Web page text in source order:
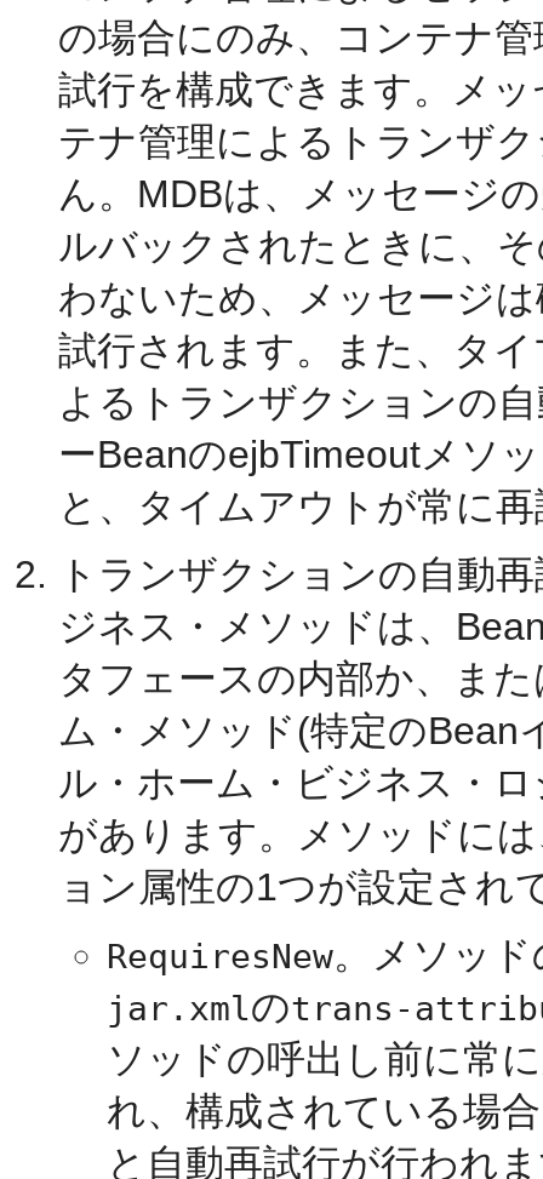
の場合にのみ、コンテナ
試行を構成できます。メ
テナ管理によるトランザ
ん。MDBは、メッセージ
ルバックされたときに、
わないため、メッセージ
試行されます。また、タ
よるトランザクションの
ーBeanのejbTimeoutメソ
と、タイムアウトが常に
トランザクションの自動
ジネス・メソッドは、
タフェースの内部か、ま
ム・メソッド(特定のBean
ル・ホーム・ビジネス・
があります。メソッドに
ョン属性の1つが設定され
RequiresNew。メソッ
jar.xmlのtrans-
ソッドの呼出し前に常
れ、構成されている場
と自動再試行が行われ